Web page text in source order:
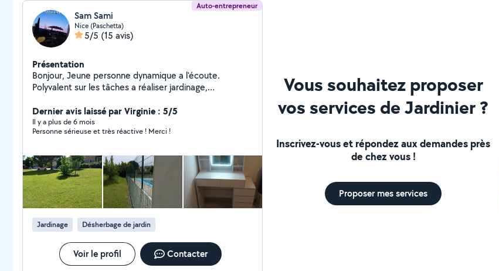
Auto-entrepreneur
Sam Sami
Nice (Paschetta)
5/5 (15 avis)
Présentation
Bonjour, Jeune personne dynamique a l'écoute.
Polyvalent sur les tâches a réaliser jardinage,
mécanique. Cordialement
Dernier avis laissé par Virginie : 5/5
Il y a plus de 6 mois
Personne sérieuse et très réactive ! Merci !
Jardinage Désherbage de jardin
Voir le profil Contacter
Vous souhaitez proposer
vos services de Jardinier ?
Inscrivez-vous et répondez aux demandes près
de chez vous !
Proposer mes services